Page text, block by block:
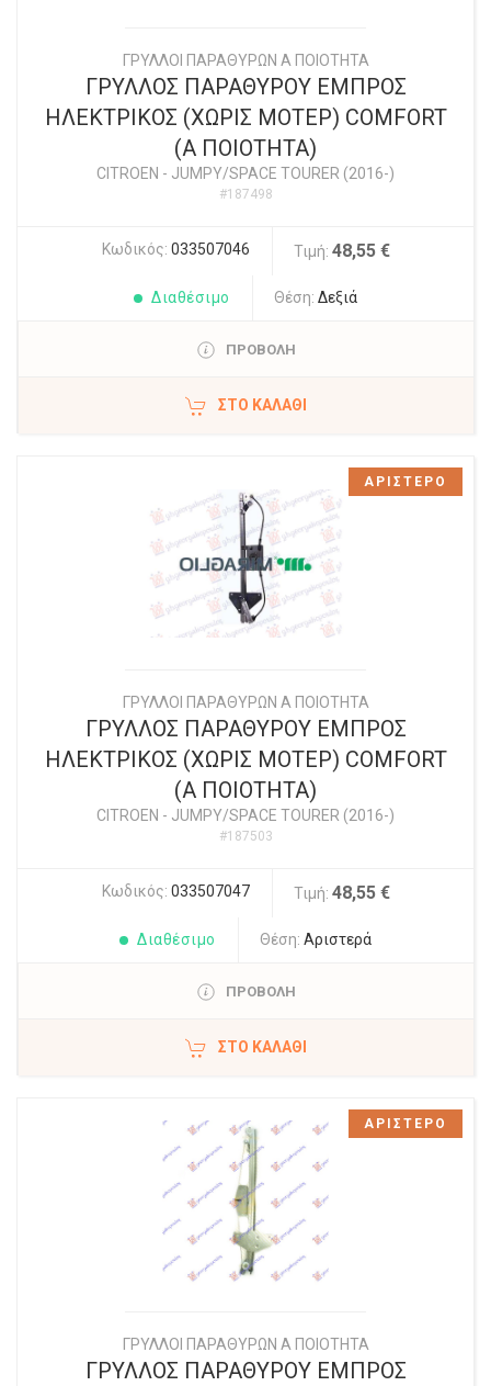
ΓΡΥΛΛΟΙ ΠΑΡΑΘΥΡΩΝ Α ΠΟΙΟΤΗΤΑ
ΓΡΥΛΛΟΣ ΠΑΡΑΘΥΡΟΥ ΕΜΠΡΟΣ
ΗΛΕΚΤΡΙΚΟΣ (ΧΩΡΙΣ ΜΟΤΕΡ) COMFORT
(Α ΠΟΙΟΤΗΤΑ)
CITROEN - JUMPY/SPACE TOURER (2016-)
#187498
Κωδικός: 033507046 Τιμή: 48,55 €
Διαθέσιμο Θέση: Δεξιά
ΠΡΟΒΟΛΗ
ΣΤΟ ΚΑΛΆΘΙ
ΓΡΥΛΛΟΙ ΠΑΡΑΘΥΡΩΝ Α ΠΟΙΟΤΗΤΑ
ΓΡΥΛΛΟΣ ΠΑΡΑΘΥΡΟΥ ΕΜΠΡΟΣ
ΗΛΕΚΤΡΙΚΟΣ (ΧΩΡΙΣ ΜΟΤΕΡ) COMFORT
(Α ΠΟΙΟΤΗΤΑ)
CITROEN - JUMPY/SPACE TOURER (2016-)
#187503
Κωδικός: 033507047 Τιμή: 48,55 €
Διαθέσιμο Θέση: Αριστερά
ΠΡΟΒΟΛΗ
ΣΤΟ ΚΑΛΆΘΙ
ΑΡΙΣΤΕΡΟ
ΓΡΥΛΛΟΙ ΠΑΡΑΘΥΡΩΝ Α ΠΟΙΟΤΗΤΑ
ΓΡΥΛΛΟΣ ΠΑΡΑΘΥΡΟΥ ΕΜΠΡΟΣ
ΑΡΙΣΤΕΡΟ